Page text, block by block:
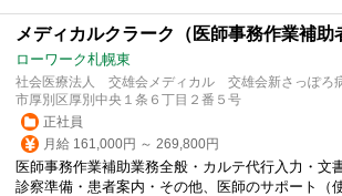
メディカルクラーク（医師事務作業補助
ローワーク札幌東
社会医療法人 交雄会メディカル 交雄会新さっぽろ
市厚別区厚別中央１条６丁目２番５号
正社員
月給 161,000円 ～ 269,800円
医師事務作業補助業務全般・カルテ代行入力・文
診察準備・患者案内・その他、医師のサポート（